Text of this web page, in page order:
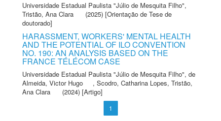
Universidade Estadual Paulista "Júlio de Mesquita Filho",
Tristão, Ana Clara
(2025) [Orientação de Tese de
doutorado]
HARASSMENT, WORKERS' MENTAL HEALTH
AND THE POTENTIAL OF ILO CONVENTION
NO. 190: AN ANALYSIS BASED ON THE
FRANCE TÉLÉCOM CASE
Universidade Estadual Paulista "Júlio de Mesquita Filho", de
Almeida, Victor Hugo
, Scodro, Catharina Lopes, Tristão,
Ana Clara
(2024) [Artigo]
1